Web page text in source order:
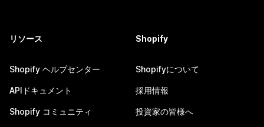
リソース
Shopify ヘルプセンター
APIドキュメント
Shopify コミュニティ
Shopify
Shopifyについて
採用情報
投資家の皆様へ